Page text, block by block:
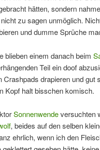
hätten, sondern
zu sagen unmöglich.
und dumme Sprüche
blieben einem danach beim
Teil ein doof
Crashpads drapieren und
Kopf halt bisschen komisch.
Sonnenwendeversuchten
, beides auf den selben
ehrlich, wenn ich den